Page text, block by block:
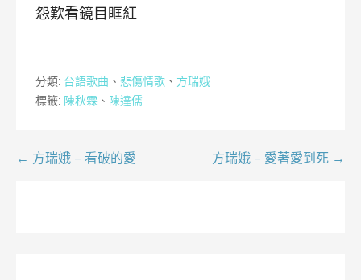
怨歎看鏡目眶紅
分類: 台語歌曲 、 悲傷情歌 、 方瑞娥
標籤: 陳秋霖 、 陳達儒
文← 方瑞娥 – 看破的愛 方瑞娥 – 愛著愛到死 →